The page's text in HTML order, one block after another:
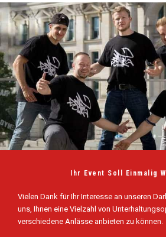
Ihr Event Soll Einmalig
Vielen Dank für Ihr Interesse an unseren
uns, Ihnen eine Vielzahl von
verschiedene Anlässe anbieten zu können.